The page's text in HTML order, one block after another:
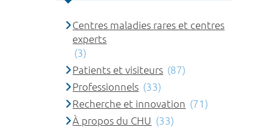
Centres maladies rares et centres
experts
(3)
Patients et visiteurs (87)
Professionnels (33)
Recherche et innovation (71)
À propos du CHU (33)